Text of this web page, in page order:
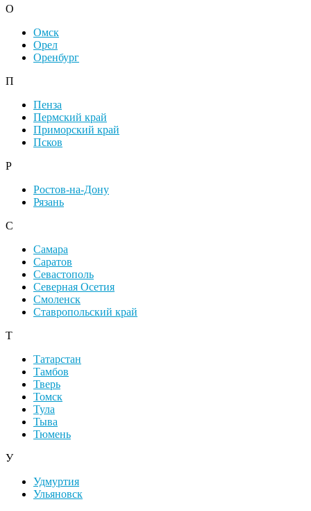
О
Омск
Орел
Оренбург
П
Пенза
Пермский край
Приморский край
Псков
Р
Ростов-на-Дону
Рязань
С
Самара
Саратов
Севастополь
Северная Осетия
Смоленск
Ставропольский край
Т
Татарстан
Тамбов
Тверь
Томск
Тула
Тыва
Тюмень
У
Удмуртия
Ульяновск